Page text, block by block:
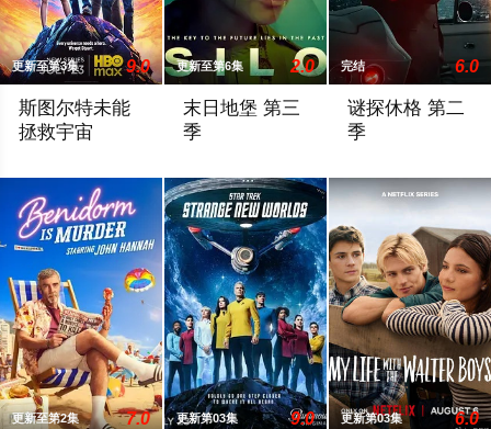
更新至第3集 9.0
斯图尔特未能
拯救宇宙
更新至第6集 2.0
末日地堡 第三
季
完结 6.0
谜探休格 第二
季
更新至第2集 7.0 更新第03集 9.0 更新第03集 6.0